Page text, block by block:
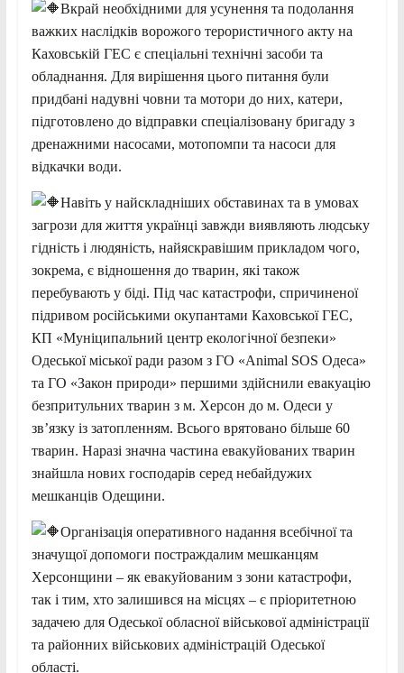
Вкрай необхідними для усунення та подолання
важких наслідків ворожого терористичного акту на
Каховській ГЕС є спеціальні технічні засоби та
обладнання. Для вирішення цього питання були
придбані надувні човни та мотори до них, катери,
підготовлено до відправки спеціалізовану бригаду з
дренажними насосами, мотопомпи та насоси для
відкачки води.
Навіть у найскладніших обставинах та в умовах
загрози для життя українці завжди виявляють людську
гідність і людяність, найяскравішим прикладом чого,
зокрема, є відношення до тварин, які також
перебувають у біді. Під час катастрофи, спричиненої
підривом російськими окупантами Каховської ГЕС,
КП «Муніципальний центр екологічної безпеки»
Одеської міської ради разом з ГО «Animal SOS Одеса»
та ГО «Закон природи» першими здійснили евакуацію
безпритульних тварин з м. Херсон до м. Одеси у
зв’язку із затопленням. Всього врятовано більше 60
тварин. Наразі значна частина евакуйованих тварин
знайшла нових господарів серед небайдужих
мешканців Одещини.
Організація оперативного надання всебічної та
значущої допомоги постраждалим мешканцям
Херсонщини – як евакуйованим з зони катастрофи,
так і тим, хто залишився на місцях – є пріоритетною
задачею для Одеської обласної військової адміністрації
та районних військових адміністрацій Одеської
області.